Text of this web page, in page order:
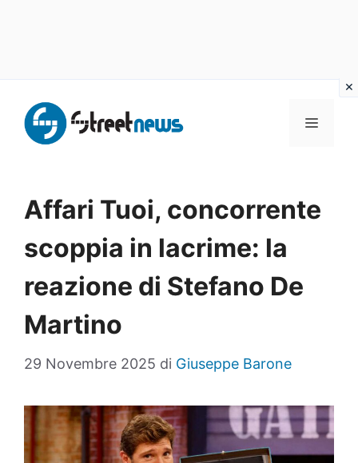
contenuto
MENU
Affari Tuoi, concorrente
scoppia in lacrime: la
reazione di Stefano De
Martino
29 Novembre 2025 di Giuseppe Barone